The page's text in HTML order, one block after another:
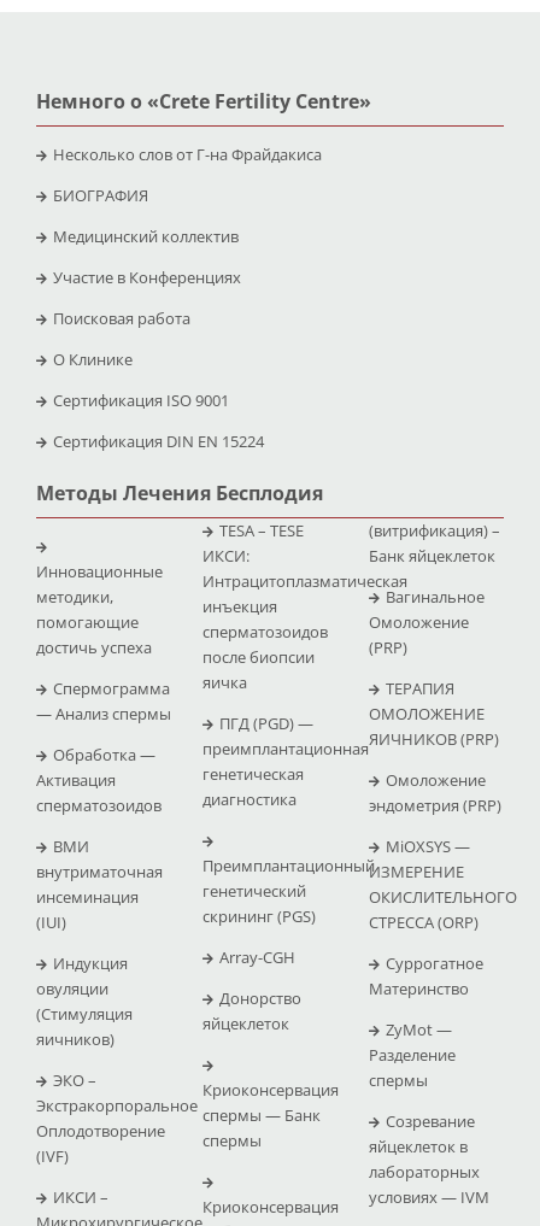
Немного о «Crete Fertility Centre»
Несколько слов от Г-на Фрайдакиса
БИОГРАФИЯ
Медицинский коллектив
Участие в Конференциях
Поисковая работа
O Клинике
Сертификация ISO 9001
Сертификация DIN EN 15224
Методы Лечения Бесплодия
Инновационные
методики,
помогающие
достичь успеха
Спермограмма
— Анализ спермы
Обработка —
Активация
сперматозоидов
ВМИ
внутриматочная
инсеминация
(IUI)
Индукция
овуляции
(Стимуляция
яичников)
ЭКО –
Экстракорпоральное
Оплодотворение
(IVF)
ИКСИ –
TESA – TESE
ИКСИ:
Интрацитоплазматическая
инъекция
сперматозоидов
после биопсии
яичка
ПГД (PGD) —
преимплантационная
генетическая
диагностика
Преимплантационный
генетический
скрининг (PGS)
Array-CGH
Донорство
яйцеклеток
Криоконсервация
спермы — Банк
спермы
Криоконсервация
(витрификация) –
Банк яйцеклеток
Вагинальное
Омоложение
(PRP)
ТЕРАПИЯ
ОМОЛОЖЕНИЕ
ЯИЧНИКОВ (PRP)
Омоложение
эндометрия (PRP)
MiOXSYS —
ИЗМЕРЕНИЕ
ОКИСЛИТЕЛЬНОГО
СТРЕССА (ΟRP)
Суррогатное
Материнство
ZyMot —
Pазделение
спермы
Созревание
яйцеклеток в
лабораторных
условиях — IVM